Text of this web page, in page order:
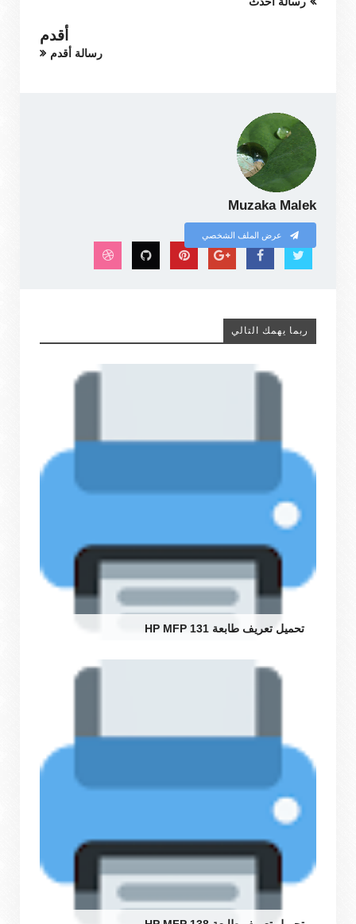
أقدم
رسالة أقدم
Muzaka Malek
عرض الملف الشخصي
ربما يهمك التالي
تحميل تعريف طابعة HP MFP 131